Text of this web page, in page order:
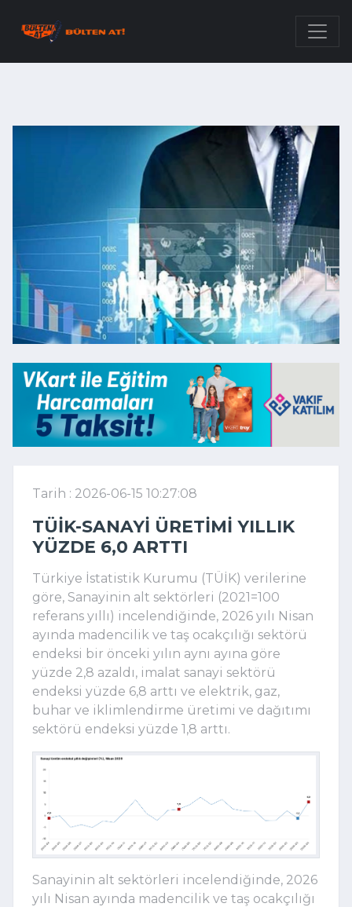
Tarih : 2026-06-15 10:27:08
TÜİK-SANAYI ÜRETIMI YILLIK
YÜZDE 6,0 ARTTI
Türkiye İstatistik Kurumu (TÜİK) verilerine
göre, Sanayinin alt sektörleri (2021=100
referans yıllı) incelendiğinde, 2026 yılı Nisan
ayında madencilik ve taş ocakçılığı sektörü
endeksi bir önceki yılın aynı ayına göre
yüzde 2,8 azaldı, imalat sanayi sektörü
endeksi yüzde 6,8 arttı ve elektrik, gaz,
buhar ve iklimlendirme üretimi ve dağıtımı
sektörü endeksi yüzde 1,8 arttı.
Sanayinin alt sektörleri incelendiğinde, 2026
yılı Nisan ayında madencilik ve taş ocakçılığı